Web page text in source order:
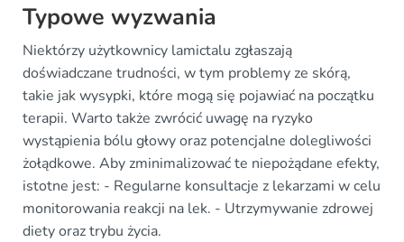
Typowe wyzwania
Niektórzy użytkownicy lamictalu zgłaszają
doświadczane trudności, w tym problemy ze skórą,
takie jak wysypki, które mogą się pojawiać na początku
terapii. Warto także zwrócić uwagę na ryzyko
wystąpienia bólu głowy oraz potencjalne dolegliwości
żołądkowe. Aby zminimalizować te niepożądane efekty,
istotne jest: - Regularne konsultacje z lekarzami w celu
monitorowania reakcji na lek. - Utrzymywanie zdrowej
diety oraz trybu życia.